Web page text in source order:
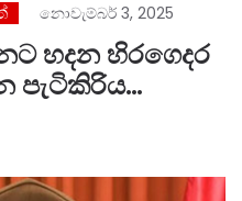
නොවැම්බර් 3, 2025
හදන හිරගෙදර
පැටිකිරිය